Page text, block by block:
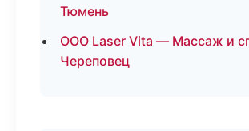
Тюмень
ООО Laser Vita — Массаж и
Череповец